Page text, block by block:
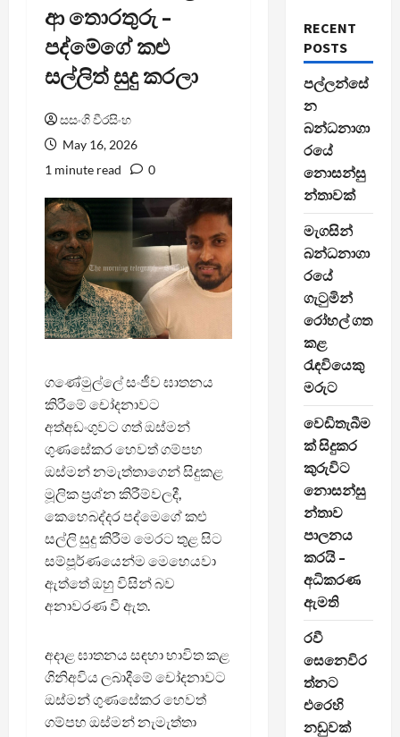
ආ තොරතුරු –
පද්මේගේ කළු
සල්ලිත් සුදු කරලා
සසංගි වීරසිංහ
May 16, 2026
1 minute read
0
ගණේමුල්ලේ සංජීව ඝාතනය
කිරීමේ චෝදනාවට
අත්අඩංගුවට ගත් ඔස්මන්
ගුණසේකර හෙවත් ගම්පහ
ඔස්මන් නමැත්තාගෙන් සිදුකළ
මූලික ප්‍රශ්න කිරීම්වලදී,
කෙහෙබද්දර පද්මෙගේ කළු
සල්ලි සුදු කිරීම මෙරට තුළ සිට
සම්පූර්ණයෙන්ම මෙහෙයවා
ඇත්තේ ඔහු විසින් බව
අනාවරණ වී ඇත.
අදාළ ඝාතනය සඳහා භාවිත කළ
ගිනිඅවිය ලබාදීමේ චෝදනාවට
ඔස්මන් ගුණසේකර හෙවත්
ගම්පහ ඔස්මන් නැමැත්තා
RECENT
POSTS
පල්ලන්සේ
න
බන්ධනාගා
රයේ
නොසන්සු
න්තාවක්
මැගසින්
බන්ධනාගා
රයේ
ගැටුමින්
රෝහල් ගත
කළ
රැඳවියෙකු
මරුට
වෙඩිතැබීම
ක් සිදුකර
කුරුවිට
නොසන්සු
න්තාව
පාලනය
කරයි –
අධිකරණ
ඇමති
රවී
සෙනෙවිර
ත්නට
එරෙහි
නඩුවක්